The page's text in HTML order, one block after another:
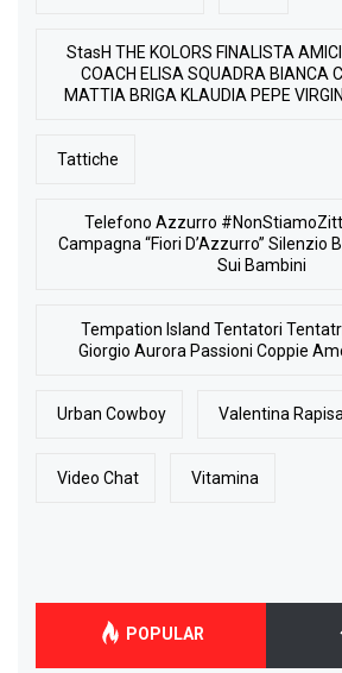
StasH THE KOLORS FINALISTA
COACH ELISA SQUADRA BIANCA
MATTIA BRIGA KLAUDIA PEPE
Tattiche
Telefono Azzurro
Campagna “Fiori D’Azzurro” Silenzio
Sui Bambini
Tempation Island Tentatori
Giorgio Aurora Passioni Coppie
Urban Cowboy Valentina
Video Chat Vitamina
POPULAR